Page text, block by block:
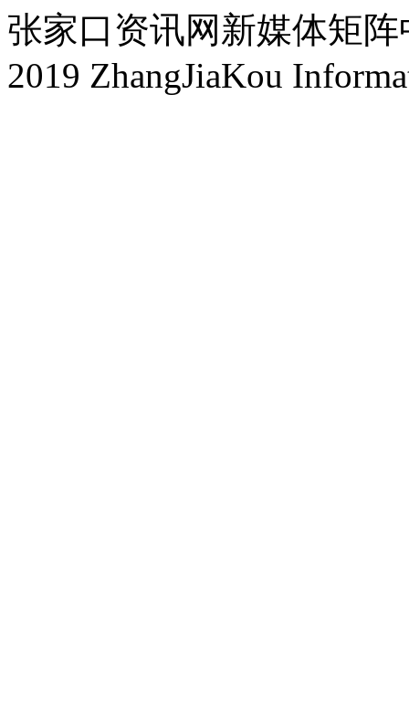
张家口资讯网新媒体矩
2019 ZhangJiaKou